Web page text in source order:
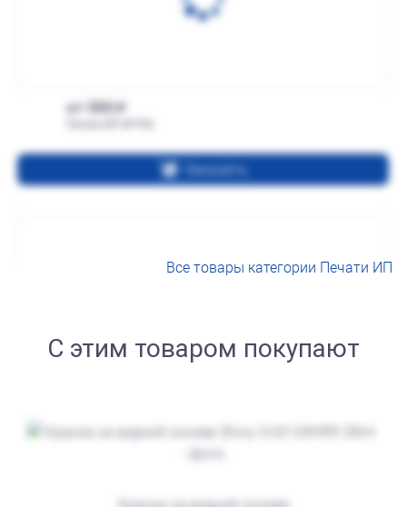
от 550
Заказать
Печать ИП № Р31
Все товары категории Печати ИП
С этим товаром покупают